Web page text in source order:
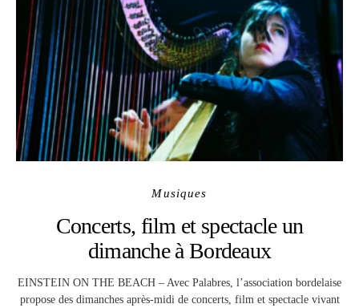
Musiques
Concerts, film et spectacle un
dimanche à Bordeaux
EINSTEIN ON THE BEACH – Avec Palabres, l’association bordelaise
propose des dimanches après-midi de concerts, film et spectacle vivant